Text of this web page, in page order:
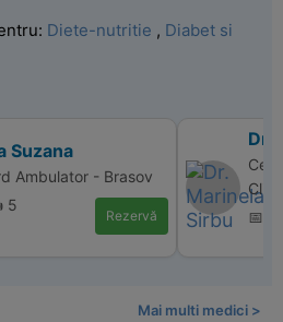
Diete-nutritie , Diabet si
Suzana
Ambulator - Brasov
5
Rezervă
Dr.
📅
Mai multi medici >